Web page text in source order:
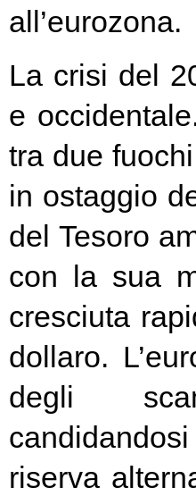
all’eurozona.
La crisi del
e
tra due
in ostaggio
del Tesoro
con la sua
cresciuta
dollaro.
degli
riserva